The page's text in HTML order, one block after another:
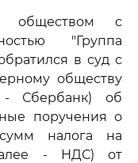
обществом с
"Группа
в суд с
обществу
- Сбербанк) об
поручения о
налога на
- НДС) от